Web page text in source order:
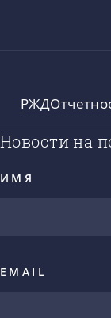
РЖД
Новости на
ИМЯ
EMAIL